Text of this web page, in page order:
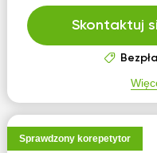
Skontaktuj
Sprawdzony korepetytor